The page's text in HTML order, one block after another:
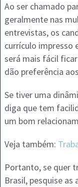
Ao ser chamado
geralmente nas
entrevistas, os
currículo impresso
será mais fácil
dão preferência
Se tiver uma
diga que tem
um bom
Veja também:
Portanto, se quer
Brasil, pesquise as